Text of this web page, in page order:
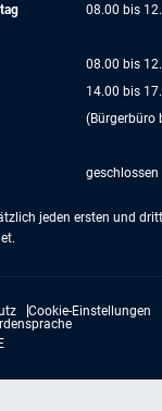
08.00 bis
08.00 bis
14.00 bis
(Bürgerbüro
geschlossen
jeden ersten und
Cookie-Einstellungen